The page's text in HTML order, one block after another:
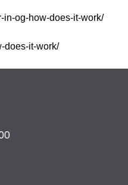
in-og-how-does-it-work/
does-it-work/